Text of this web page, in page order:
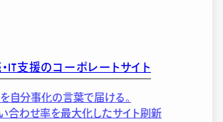
IT支援のコーポレートサイト
自分事化の言葉で届ける。
合わせ率を最大化したサイト刷新